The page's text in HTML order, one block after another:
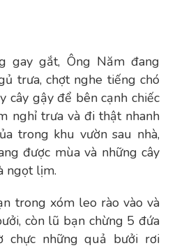
gay gắt, Ông Năm đang
trưa, chợt nghe tiếng chó
cây gậy để bên cạnh chiếc
nghỉ trưa và đi thật nhanh
trong khu vườn sau nhà,
được mùa và những cây
ngọt lịm.
trong xóm leo rào vào và
còn lũ bạn chừng 5 đứa
chực những quả bưởi rơi